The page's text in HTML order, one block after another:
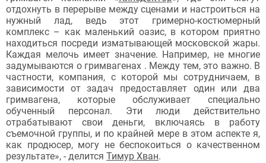
отдохнуть в перерыве между сценами и настроиться на
нужный лад, ведь этот гримерно-костюмерный
комплекс – как маленький оазис, в котором приятно
находиться посреди изматывающей московской жары.
Каждая мелочь имеет значение. Например, не многие
задумываются о гримвагенах . Между тем, это важно. В
частности, компания, с которой мы сотрудничаем, в
зависимости от задач предоставляет один или два
гримвагена, которые обслуживает специально
обученный персонал. Эти люди действительно
отрабатывают свои деньги, включаясь в работу
съемочной группы, и по крайней мере в этом аспекте я,
как продюсер, могу не беспокоиться о качественном
результате», - делится Тимур Хван.